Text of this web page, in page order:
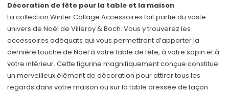
Décoration de fête pour la table et la maison
La collection Winter Collage Accessoires fait partie du vaste
univers de Noël de Villeroy & Boch. Vous y trouverez les
accessoires adéquats qui vous permettront d’apporter la
dernière touche de Noël à votre table de fête, à votre sapin et à
votre intérieur. Cette figurine magnifiquement conçue constitue
un merveilleux élément de décoration pour attirer tous les
regards dans votre maison ou sur la table dressée de façon